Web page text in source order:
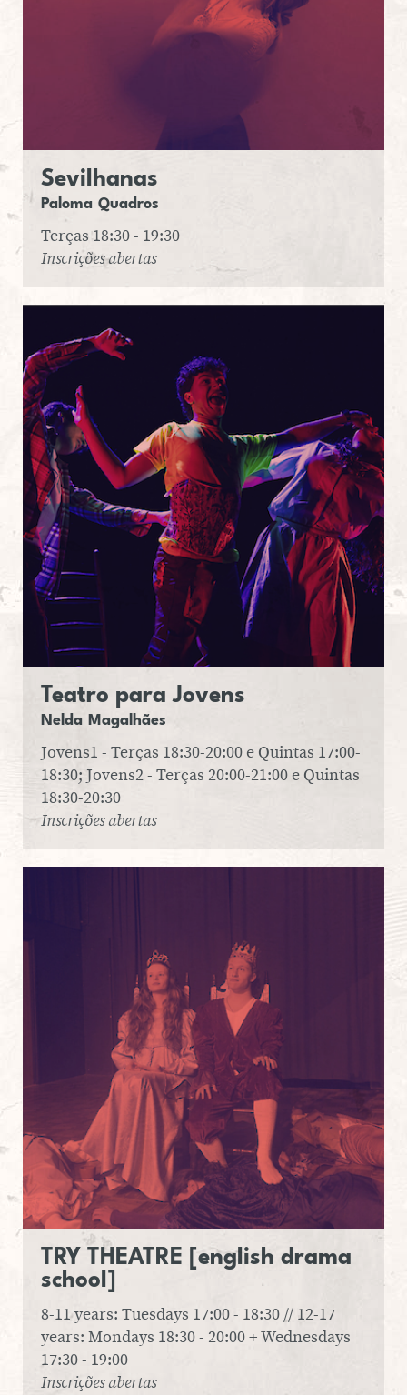
Se­vi­lha­nas
Paloma Qua­dros
Terças 18:30 - 19:30
Inscrições abertas
Teatro para Jovens
Nelda Ma­ga­lhães
Jovens1 - Terças 18:30-20:00 e Quintas 17:00-
18:30; Jovens2 - Terças 20:00-21:00 e Quintas
18:30-20:30
Inscrições abertas
TRY THE­A­TRE [en­glish drama
school]
8-11 years: Tuesdays 17:00 - 18:30 // 12-17
years: Mondays 18:30 - 20:00 + Wednesdays
17:30 - 19:00
Inscrições abertas